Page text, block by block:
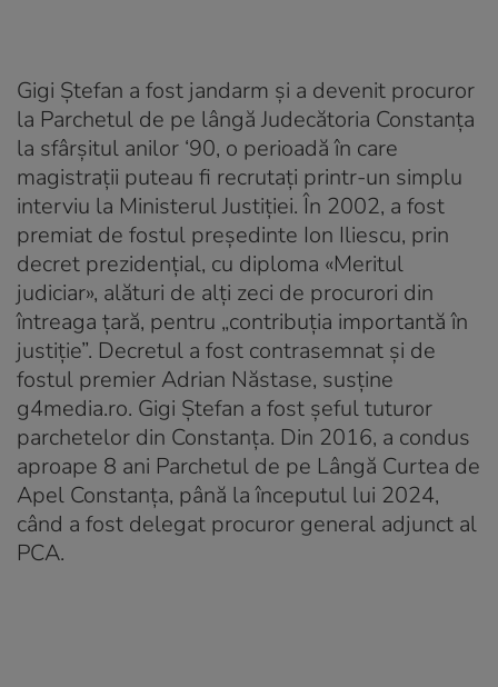
Gigi Ștefan a fost jandarm și a devenit procuror
la Parchetul de pe lângă Judecătoria Constanța
la sfârșitul anilor ‘90, o perioadă în care
magistrații puteau fi recrutați printr-un simplu
interviu la Ministerul Justiției. În 2002, a fost
premiat de fostul președinte Ion Iliescu, prin
decret prezidențial, cu diploma «Meritul
judiciar», alături de alți zeci de procurori din
întreaga țară, pentru „contribuția importantă în
justiție”. Decretul a fost contrasemnat și de
fostul premier Adrian Năstase, susține
g4media.ro. Gigi Ștefan a fost șeful tuturor
parchetelor din Constanța. Din 2016, a condus
aproape 8 ani Parchetul de pe Lângă Curtea de
Apel Constanța, până la începutul lui 2024,
când a fost delegat procuror general adjunct al
PCA.